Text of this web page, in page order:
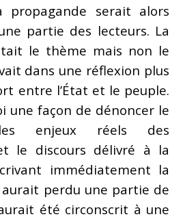
propagande serait alors
partie des lecteurs. La
le thème mais non le
dans une réflexion plus
entre l’État et le peuple.
une façon de dénoncer le
enjeux réels des
le discours délivré à la
immédiatement la
aurait perdu une partie de
été circonscrit à une